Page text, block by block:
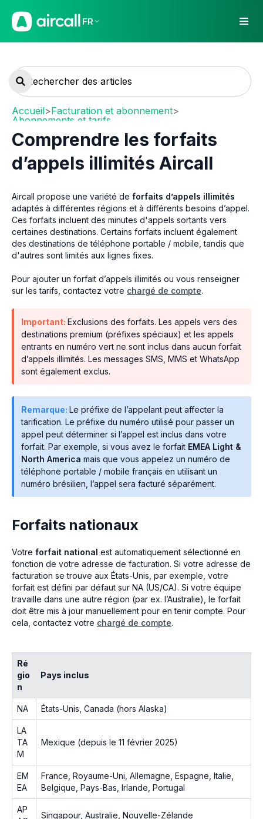
FR
Accueil>Facturation et abonnement>
Abonnements et tarifs
Comprendre les forfaits
d’appels illimités Aircall
Aircall propose une variété de forfaits d’appels illimités
adaptés à différentes régions et à différents besoins d’appel.
Ces forfaits incluent des minutes d'appels sortants vers
certaines destinations. Certains forfaits incluent également
des destinations de téléphone portable / mobile, tandis que
d'autres sont limités aux lignes fixes.
Pour ajouter un forfait d’appels illimités ou vous renseigner
sur les tarifs, contactez votre chargé de compte.
Important: Exclusions des forfaits. Les appels vers des
destinations premium (préfixes spéciaux) et les appels
entrants en numéro vert ne sont inclus dans aucun forfait
d’appels illimités. Les messages SMS, MMS et WhatsApp
sont également exclus.
Remarque: Le préfixe de l’appelant peut affecter la
tarification. Le préfixe du numéro utilisé pour passer un
appel peut déterminer si l’appel est inclus dans votre
forfait. Par exemple, si vous avez le forfait EMEA Light &
North America mais que vous appelez un numéro de
téléphone portable / mobile français en utilisant un
numéro brésilien, l’appel sera facturé séparément.
Forfaits nationaux
Votre forfait national est automatiquement sélectionné en
fonction de votre adresse de facturation. Si votre adresse de
facturation se trouve aux États-Unis, par exemple, votre
forfait est défini par défaut sur NA (US/CA). Si votre équipe
travaille dans une autre région (par ex. l’Australie), le forfait
doit être mis à jour manuellement pour en tenir compte. Pour
cela, contactez votre chargé de compte.
Ré
gio
n
Pays inclus
NA États-Unis, Canada (hors Alaska)
LA
TA
M
Mexique (depuis le 11 février 2025)
EM
EA
France, Royaume-Uni, Allemagne, Espagne, Italie,
Belgique, Pays-Bas, Irlande, Portugal
AP
Singapour, Australie, Nouvelle-Zélande